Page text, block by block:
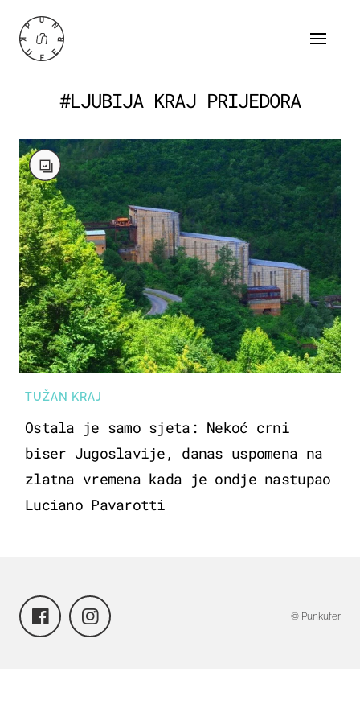
#LJUBIJA KRAJ PRIJEDORA
TUŽAN KRAJ
Ostala je samo sjeta: Nekoć crni
biser Jugoslavije, danas uspomena na
zlatna vremena kada je ondje nastupao
Luciano Pavarotti
© Punkufer